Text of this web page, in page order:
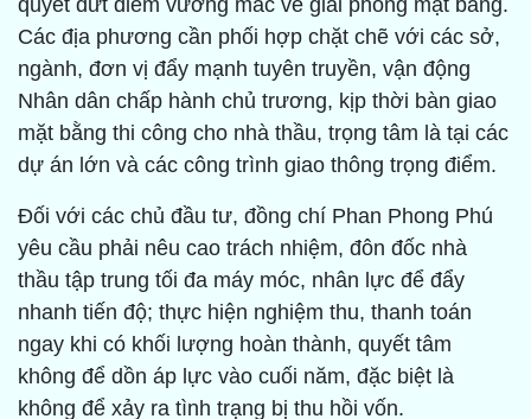
quyết dứt điểm vướng mắc về giải phóng mặt bằng.
Các địa phương cần phối hợp chặt chẽ với các sở,
ngành, đơn vị đẩy mạnh tuyên truyền, vận động
Nhân dân chấp hành chủ trương, kịp thời bàn giao
mặt bằng thi công cho nhà thầu, trọng tâm là tại các
dự án lớn và các công trình giao thông trọng điểm.
Đối với các chủ đầu tư, đồng chí Phan Phong Phú
yêu cầu phải nêu cao trách nhiệm, đôn đốc nhà
thầu tập trung tối đa máy móc, nhân lực để đẩy
nhanh tiến độ; thực hiện nghiệm thu, thanh toán
ngay khi có khối lượng hoàn thành, quyết tâm
không để dồn áp lực vào cuối năm, đặc biệt là
không để xảy ra tình trạng bị thu hồi vốn.